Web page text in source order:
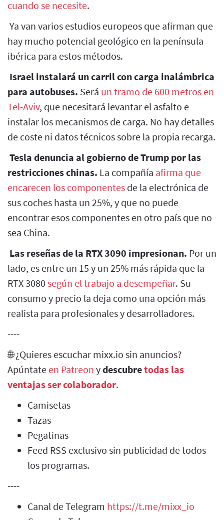
cuando se necesite.
Ya van varios estudios europeos que afirman que
hay mucho potencial geológico en la península
ibérica para estos métodos.
Israel instalará un carril con carga inalámbrica
para autobuses. Será un tramo de 600 metros en
Tel-Aviv, que necesitará levantar el asfalto e
instalar los mecanismos de carga. No hay detalles
de coste ni datos técnicos sobre la propia recarga.
Tesla denuncia al gobierno de Trump por las
restricciones chinas. La compañía afirma que
encarecen los componentes de la electrónica de
sus coches hasta un 25%, y que no puede
encontrar esos componentes en otro país que no
sea China.
Las reseñas de la RTX 3090 impresionan. Por un
lado, es entre un 15 y un 25% más rápida que la
RTX 3080 según el trabajo a desempeñar. Su
consumo y precio la deja como una opción más
realista para profesionales y desarrolladores.
----
🌐 ¿Quieres escuchar mixx.io sin anuncios?
Apúntate en Patreon ydescubretodas las
ventajas ser colaborador.
Camisetas
Tazas
Pegatinas
Feed RSS exclusivo sin publicidad de todos
los programas.
----
Canal de Telegram https://t.me/mixx_io